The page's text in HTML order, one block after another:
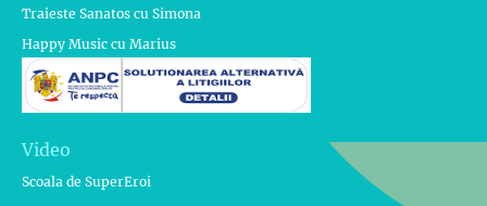
Traieste Sanatos cu Simona
Happy Music cu Marius
Video
Scoala de SuperEroi